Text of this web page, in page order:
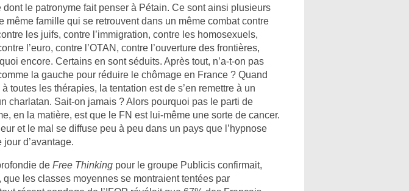
dont le patronyme fait penser à Pétain. Ce sont ainsi plusieurs
même famille qui se retrouvent dans un même combat contre
les juifs, contre l’immigration, contre les homosexuels,
l’euro, contre l’OTAN, contre l’ouverture des frontières,
encore. Certains en sont séduits. Après tout, n’a-t-on pas
la gauche pour réduire le chômage en France ? Quand
toutes les thérapies, la tentation est de s’en remettre à un
charlatan. Sait-on jamais ? Alors pourquoi pas le parti de
en la matière, est que le FN est lui-même une sorte de cancer.
et le mal se diffuse peu à peu dans un pays que l’hypnose
d’avantage.
de Free Thinking pour le groupe Publicis confirmait,
que les classes moyennes se montraient tentées par